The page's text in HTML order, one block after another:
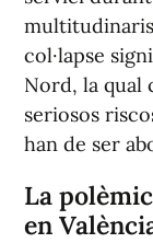
col·lapse
Nord, la qual
seriosos
han de ser
La
en